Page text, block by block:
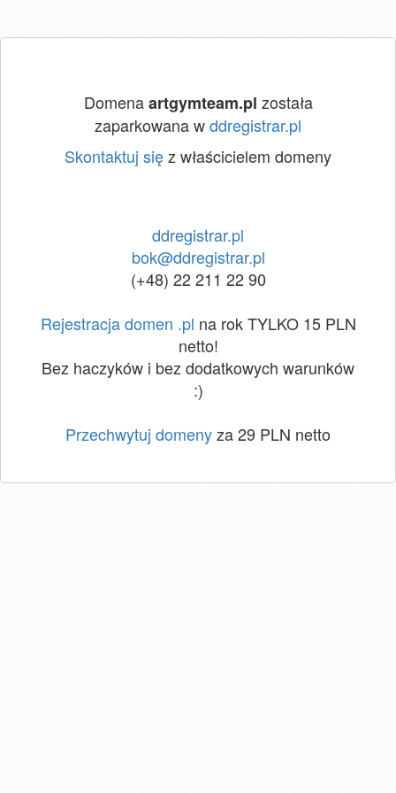
Domenaartgymteam.pl została
zaparkowana wddregistrar.pl
Skontaktuj sięz właścicielem domeny
ddregistrar.pl
bok@ddregistrar.pl
(+48) 22 211 22 90
Rejestracja domen .pl na rok TYLKO 15 PLN
netto!
Bez haczyków i bez dodatkowych warunków
:)
Przechwytuj domenyza 29 PLN netto